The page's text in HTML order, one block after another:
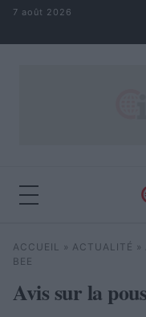
Aller au contenu
7 août 2026
Rechercher
ACCUEIL » ACTUALITÉ »
BEE
Avis sur la